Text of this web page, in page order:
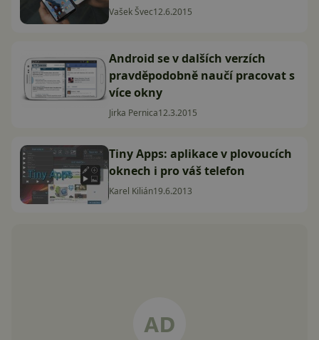
Vašek Švec12.6.2015
Android se v dalších verzích
pravděpodobně naučí pracovat s
více okny
Jirka Pernica12.3.2015
Tiny Apps: aplikace v plovoucích
oknech i pro váš telefon
Karel Kilián19.6.2013